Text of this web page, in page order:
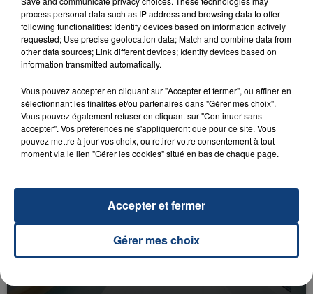
23 juillet 2026
SON BÉBÉ ENTRE LA VIE ET LA...
Un homme s'est immolé par le feu après avoir
aspergé sa compagne et leur bébé de trois mois
d'un liquide inflammable.
UNE ADOLESCENTE DEVANT SE FAIRE
process personal data such as IP address and browsing data to offer
following functionalities: Identify devices based on information actively
requested; Use precise geolocation data; Match and combine data from
other data sources; Link different devices; Identify devices based on
information transmitted automatically.
Vous pouvez accepter en cliquant sur "Accepter et fermer", ou affiner en
sélectionnant les finalités et/ou partenaires dans "Gérer mes choix".
Vous pouvez également refuser en cliquant sur "Continuer sans
accepter". Vos préférences ne s'appliqueront que pour ce site. Vous
pouvez mettre à jour vos choix, ou retirer votre consentement à tout
moment via le lien "Gérer les cookies" situé en bas de chaque page.
Gérer mes choix
Accepter et fermer